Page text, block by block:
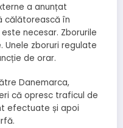
a anunțat
călătorească în
necesar. Zborurile
Unele zboruri regulate
de orar.
Danemarca,
că opresc traficul de
efectuate și apoi